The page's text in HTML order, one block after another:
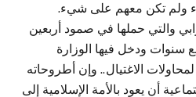
ولم تكن معهم على شيء.
والتي حملها في صمود أربعين
ودخل فيها الوزارة
الاغتيال.. وإن أطروحاته
أن يعود بالأمة الإسلامية إلى